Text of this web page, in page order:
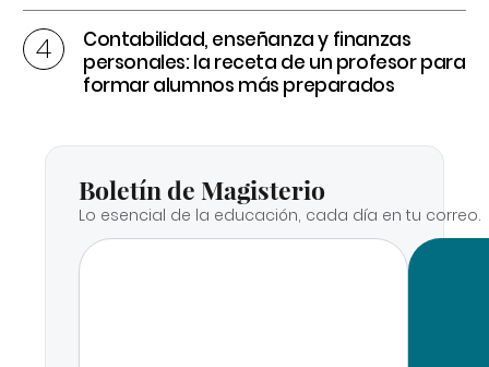
Contabilidad, enseñanza y finanzas
personales: la receta de un profesor para
formar alumnos más preparados
Boletín de Magisterio
Lo esencial de la educación, cada día en tu correo.